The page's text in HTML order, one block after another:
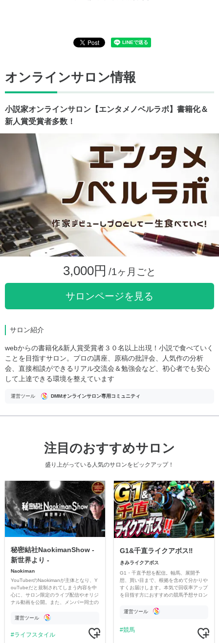
オンラインサロン情報
小説家オンラインサロン【エンタメノベルラボ】書籍化＆
新人賞受賞者多数！
3,000円 /1ヶ月ごと
サロンページを見る
サロン紹介
webからの書籍化&新人賞受賞者３０名以上出現！小説で食べていく
ことを目指すサロン。プロの講座、原稿の批評会、人気作の分析
会、直接相談ができるリアル交流会＆勉強会など、初心者でも安心
して上達できる環境を整えています
運営ツール DMMオンラインサロン専用コミュニティ
注目のおすすめサロン
盛り上がっている人気のサロンをピックアップ！
秘密結社NaokimanShow -
新世界より -
Naokiman
YouTuberのNaokimanが主体となり、Y
ouTubeだと規制されてしまう内容を中
心に、サロン限定のライブ配信やオリジ
ナル動画を公開。また、メンバー同士の
ただいています。
運営ツール
ライフスタイル
G1&千直ライクアボス‼️
きみライクアボス
G1・千直予想を配信。軸馬、展開予
想、買い目まで、根拠を含めて分かりや
すくお届けします。本気で回収率アップ
を目指す方におすすめの競馬予想サロン
運営ツール
競馬